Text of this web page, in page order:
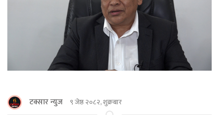
टक्सार न्युज ९ जेष्ठ २०८२, शुक्रबार